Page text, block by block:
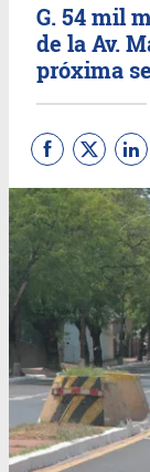
G. 54 mil
de la Av.
próxima